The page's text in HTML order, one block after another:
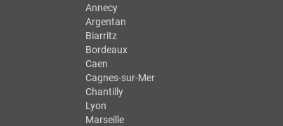
Annecy
Argentan
Biarritz
Bordeaux
Caen
Cagnes-sur-Mer
Chantilly
Lyon
Marseille